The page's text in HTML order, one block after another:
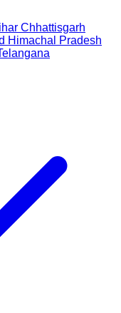
Chhattisgarh
Himachal Pradesh